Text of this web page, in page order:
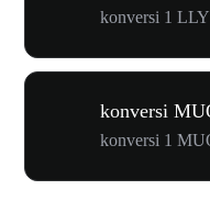
konversi 1
konversi
konversi 1